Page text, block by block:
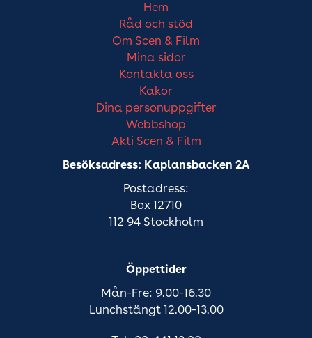
Hem
Råd och stöd
Om Scen & Film
Mina sidor
Kontakta oss
Kakor
Dina personuppgifter
Webbshop
Akti Scen & Film
Besöksadress: Kaplansbacken 2A
Postadress:
Box 12710
112 94 Stockholm
Öppettider
Mån-Fre: 9.00-16.30
Lunchstängt 12.00-13.00